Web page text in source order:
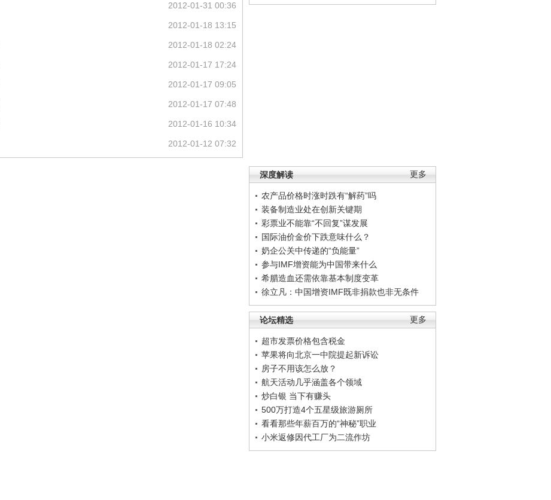
更多
深度解读
农产品价格时涨时跌有“解药”吗
装备制造业处在创新关键期
彩票业不能靠“不回复”谋发展
国际油价金价下跌意味什么？
奶企公关中传递的“负能量”
参与IMF增资能为中国带来什么
希腊造血还需依靠基本制度变革
徐立凡：中国增资IMF既非捐款也非无条件
更多
论坛精选
超市发票价格包含税金
苹果将向北京一中院提起新诉讼
房子不用该怎么放？
航天活动几乎涵盖各个领域
炒白银 当下有赚头
500万打造4个五星级旅游厕所
看看那些年薪百万的“神秘”职业
小米返修因代工厂为二流作坊
2012-01-31 00:36
2012-01-18 13:15
2012-01-18 02:24
2012-01-17 17:24
2012-01-17 09:05
2012-01-17 07:48
2012-01-16 10:34
2012-01-12 07:32